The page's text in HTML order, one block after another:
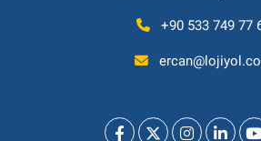
+90 533 749 77